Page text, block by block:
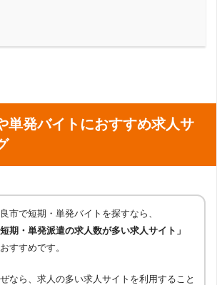
単発バイトにおすすめ求人サ
市で短期・単発バイトを探すなら、
短期・単発派遣の求人数が多い求人サイト」
すすめです。
なら、求人の多い求人サイトを利用すること